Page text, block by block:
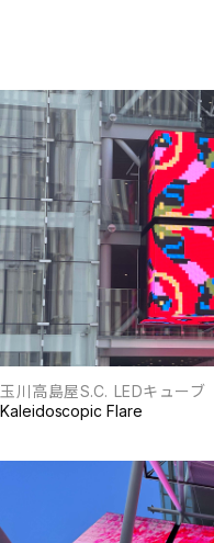
玉川高島屋S.C. LEDキューブ
Kaleidoscopic Flare